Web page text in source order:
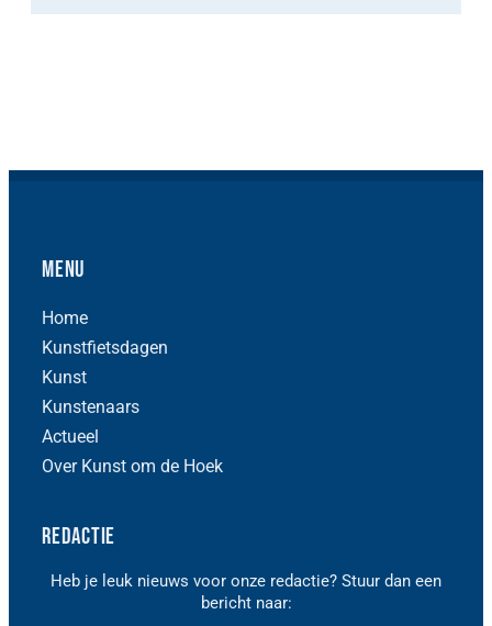
Menu
Home
Kunstfietsdagen
Kunst
Kunstenaars
Actueel
Over Kunst om de Hoek
Redactie
Heb je leuk nieuws voor onze redactie? Stuur dan een
bericht naar: